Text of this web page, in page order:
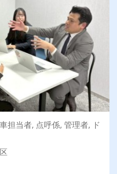
担当者, 点呼係, 管理者, ド